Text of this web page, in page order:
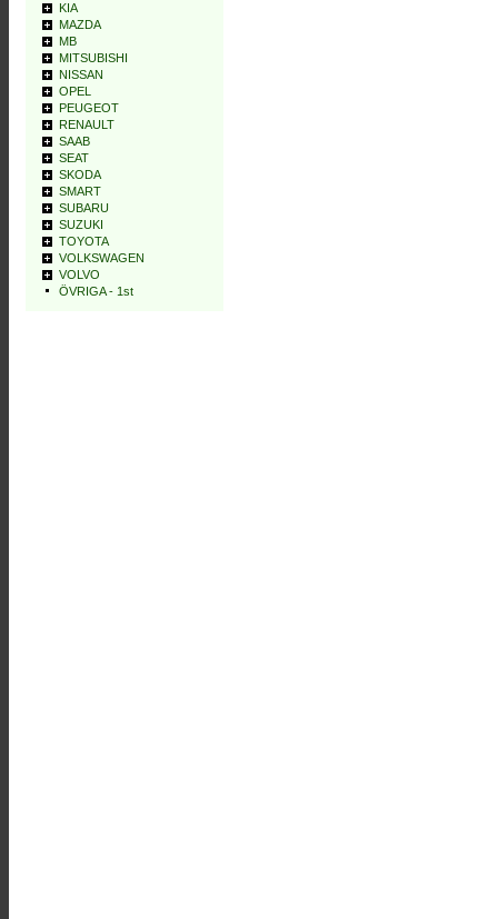
KIA
MAZDA
MB
MITSUBISHI
NISSAN
OPEL
PEUGEOT
RENAULT
SAAB
SEAT
SKODA
SMART
SUBARU
SUZUKI
TOYOTA
VOLKSWAGEN
VOLVO
ÖVRIGA - 1st